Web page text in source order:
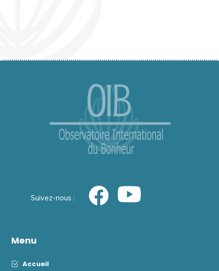
Suivez-nous :
Menu
Accueil